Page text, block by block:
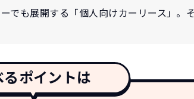
でも展開する「個人向けカーリース」。
るポイントは